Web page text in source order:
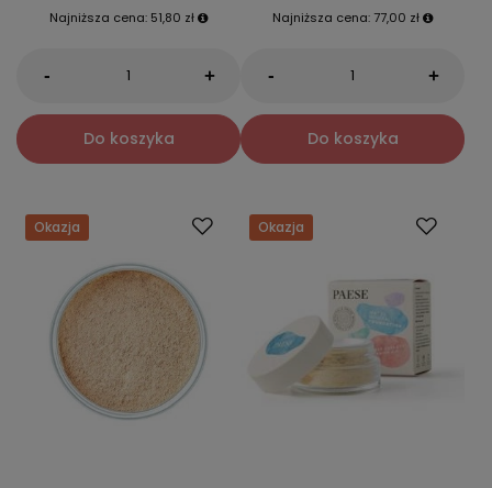
Najniższa cena: 51,80 zł
- +
Do koszyka
Najniższa cena: 77,00 zł
- +
Do koszyka
Okazja Okazja